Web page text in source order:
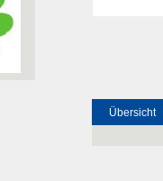
Übersicht